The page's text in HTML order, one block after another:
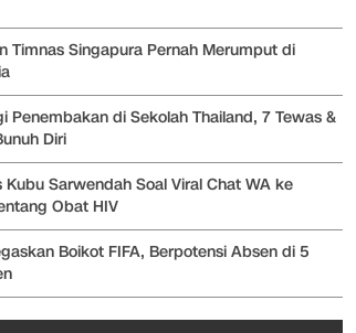
Timnas Singapura Pernah Merumput di
Penembakan di Sekolah Thailand, 7 Tewas &
Diri
Kubu Sarwendah Soal Viral Chat WA ke
Obat HIV
Boikot FIFA, Berpotensi Absen di 5